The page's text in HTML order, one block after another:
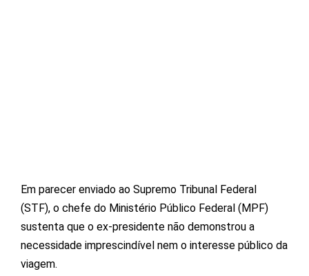
Em parecer enviado ao Supremo Tribunal Federal
(STF), o chefe do Ministério Público Federal (MPF)
sustenta que o ex-presidente não demonstrou a
necessidade imprescindível nem o interesse público da
viagem.